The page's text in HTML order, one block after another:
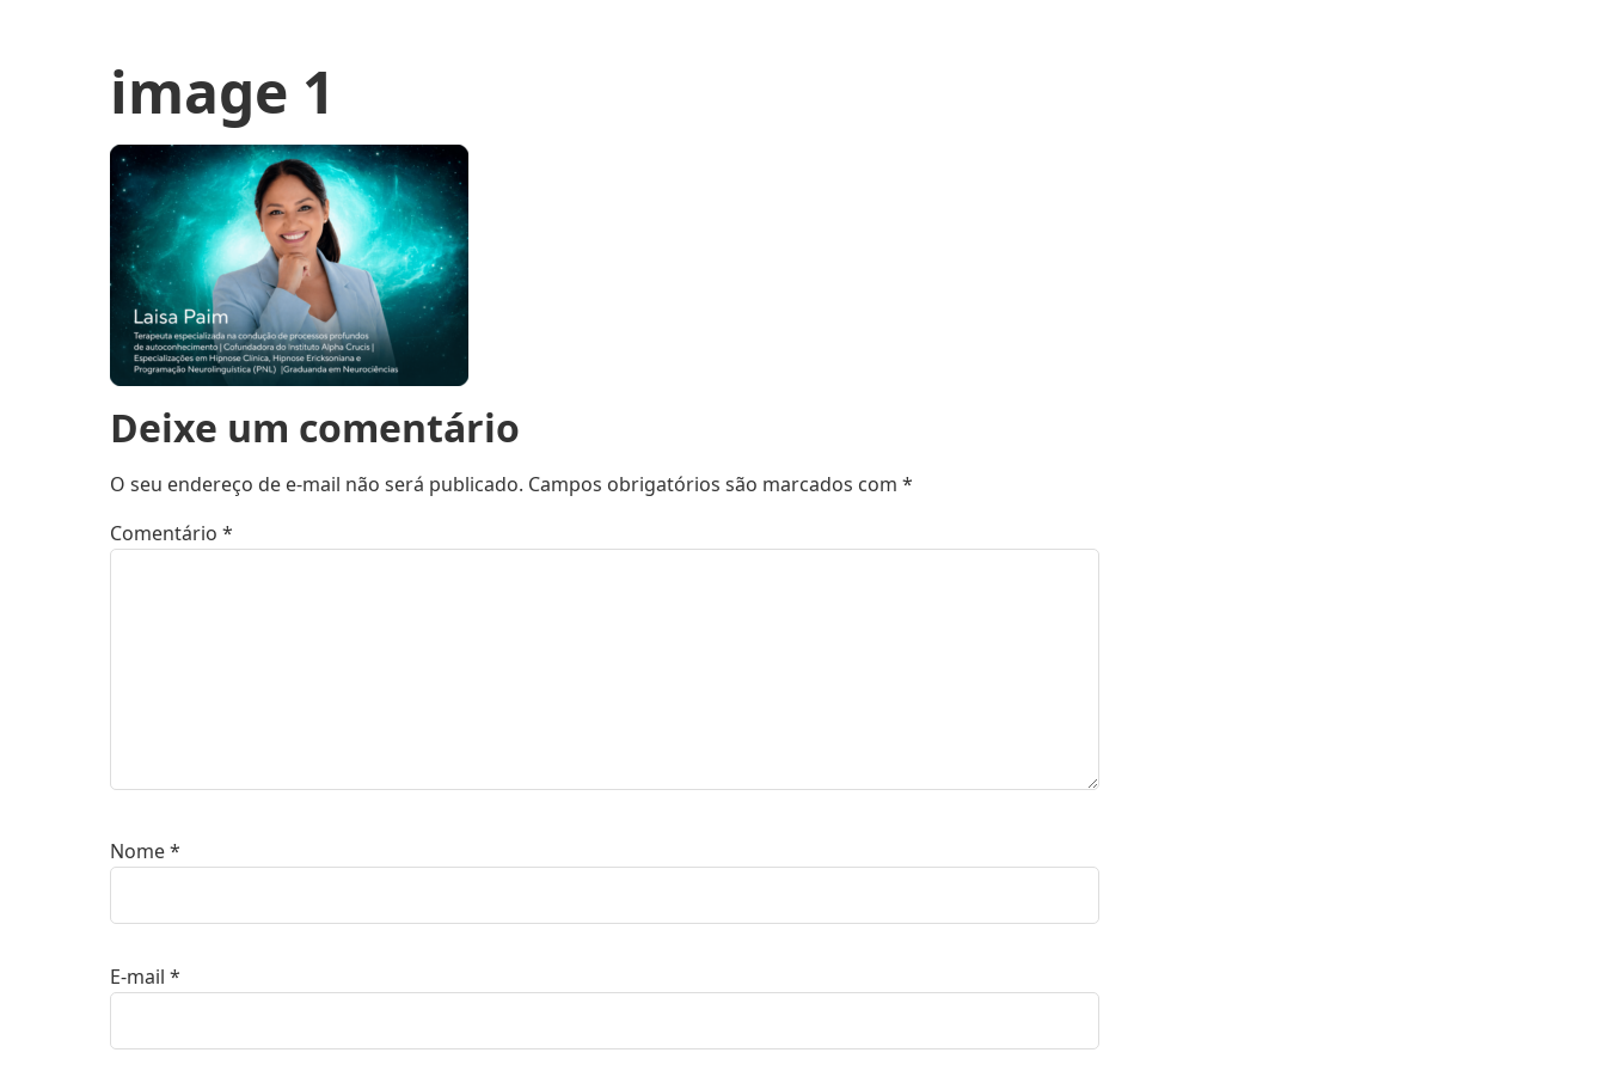
image 1
Deixe um comentário
O seu endereço de e-mail não será publicado. Campos obrigatórios são marcados com *
Comentário *
Nome*
E-mail *